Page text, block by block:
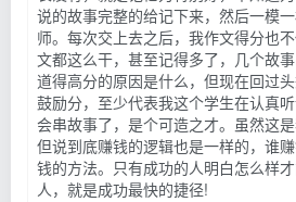
说的故事完整的给记下来，然后一模
师。每次交上去之后，我作文得分也
文都这么干，甚至记得多了，几个故
道得高分的原因是什么，但现在回过
鼓励分，至少代表我这个学生在认真
会串故事了，是个可造之才。虽然这是
但说到底赚钱的逻辑也是一样的，谁
钱的方法。只有成功的人明白怎么样
人，就是成功最快的捷径!